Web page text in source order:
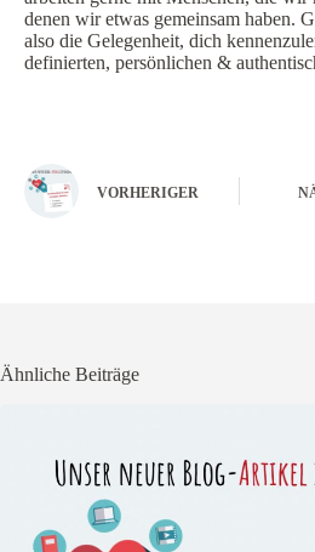
denen wir etwas gemeinsam haben.
also die Gelegenheit, dich
definierten, persönlichen &
VORHERIGER
Ähnliche Beiträge